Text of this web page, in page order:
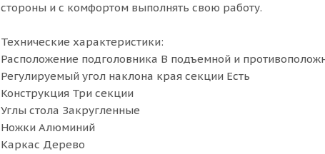
стороны и с комфортом выполнять свою работу.
Технические характеристики:
Расположение подголовника В подъемной и
Регулируемый угол наклона края секции Есть
Конструкция Три секции
Углы стола Закругленные
Ножки Алюминий
Каркас Дерево